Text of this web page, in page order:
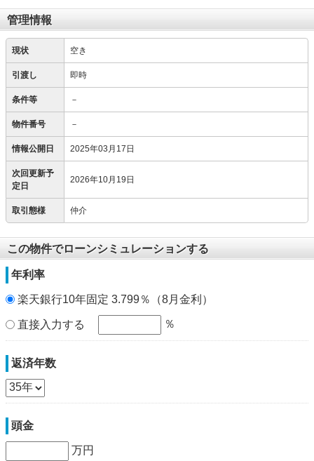
管理情報
現状 空き
引渡し 即時
条件等 －
物件番号 －
情報公開日 2025年03月17日
次回更新予
定日
2026年10月19日
取引態様 仲介
この物件でローンシミュレーションする
年利率
楽天銀行10年固定 3.799％（8月金利）
直接入力する ％
返済年数
頭金
万円